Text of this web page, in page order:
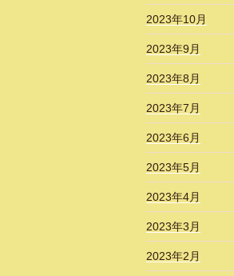
2023年10月
2023年9月
2023年8月
2023年7月
2023年6月
2023年5月
2023年4月
2023年3月
2023年2月